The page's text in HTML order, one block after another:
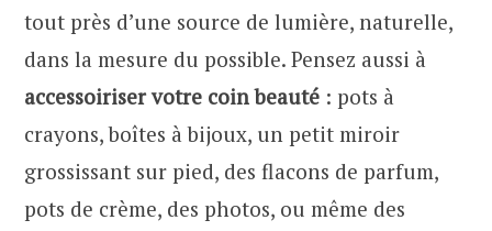
tout près d’une source de lumière, naturelle,
dans la mesure du possible. Pensez aussi à
accessoiriser votre coin beauté : pots à
crayons, boîtes à bijoux, un petit miroir
grossissant sur pied, des flacons de parfum,
pots de crème, des photos, ou même des